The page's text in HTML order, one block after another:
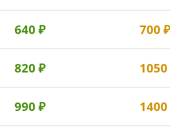
640 ₽ 700 ₽
820 ₽ 1050
990 ₽ 1400